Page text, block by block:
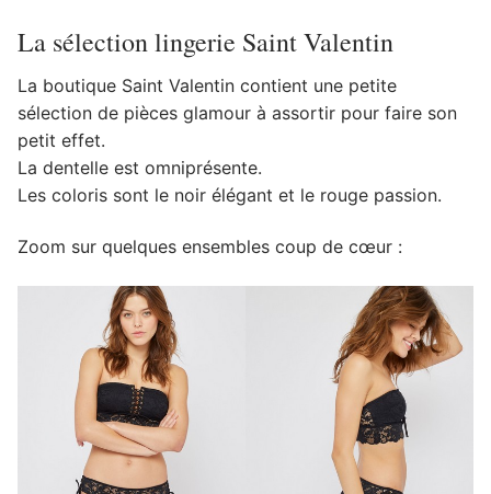
La sélection lingerie Saint Valentin
La boutique Saint Valentin contient une petite
sélection de pièces glamour à assortir pour faire son
petit effet.
La dentelle est omniprésente.
Les coloris sont le noir élégant et le rouge passion.
Zoom sur quelques ensembles coup de cœur :